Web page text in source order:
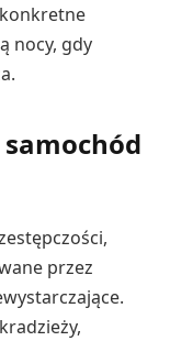
nocy, gdy
przez